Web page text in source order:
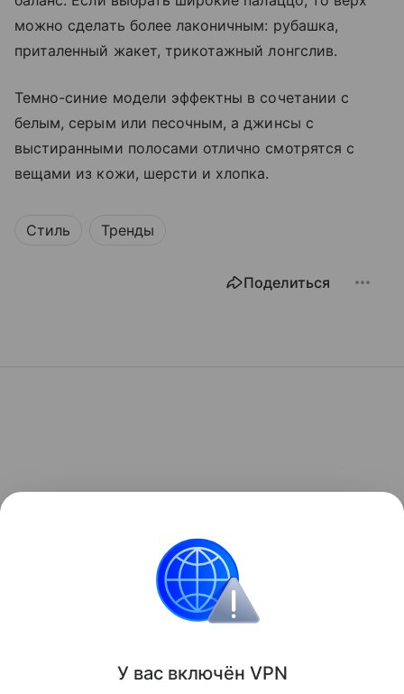
можно сделать более лаконичным: рубашка,
приталенный жакет, трикотажный лонгслив.
Темно-синие модели эффектны в сочетании с
белым, серым или песочным, а джинсы с
выстиранными полосами отлично смотрятся с
вещами из кожи, шерсти и хлопка.
Стиль Тренды
Поделиться
У вас включён VPN